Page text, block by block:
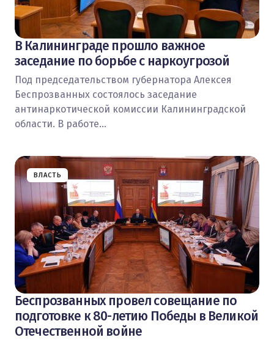
В Калининграде прошло важное
заседание по борьбе с наркоугрозой
Под председательством губернатора Алексея
Беспрозванных состоялось заседание
антинаркотической комиссии Калининградской
области. В работе…
ВЛАСТЬ
Беспрозванных провел совещание по
подготовке к 80-летию Победы в Великой
Отечественной войне